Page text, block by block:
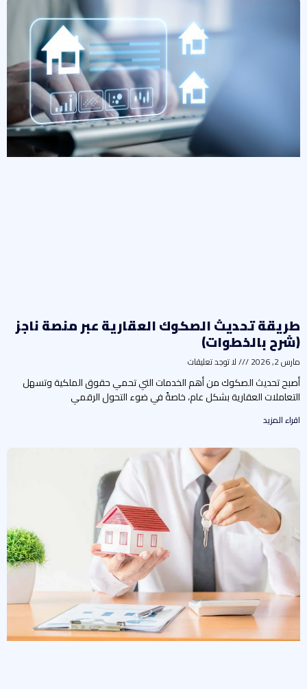
تحديث الصكوك العقارية عبر منصة ناجز
بالخطوات)
2, 2026 لا توجد تعليقات
تحديث الصكوك من أهم الخدمات التي تحمي حقوق الملكية وتسهل
العقارية بشكل عام، خاصةً في ضوء التحول الرقمي
المزيد